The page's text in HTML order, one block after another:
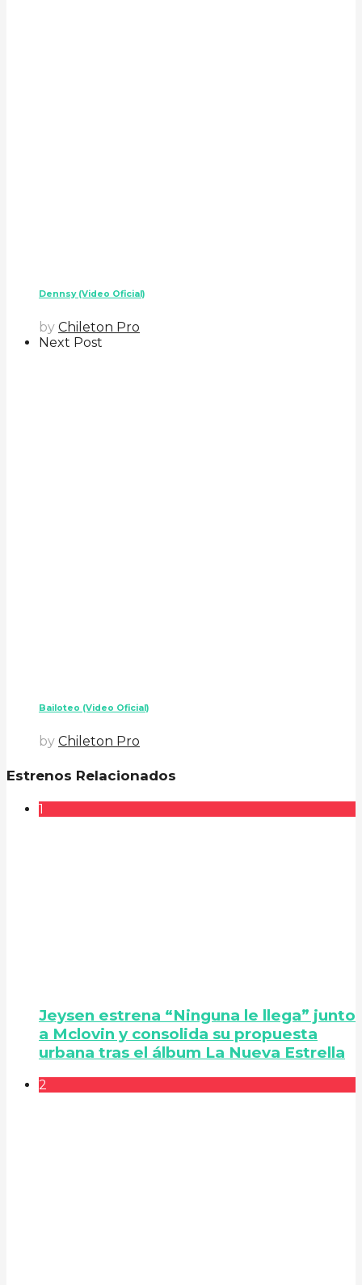
Dennsy (Video Oficial)
by Chileton Pro
Next Post
Bailoteo (Video Oficial)
by Chileton Pro
Estrenos Relacionados
1
Jeysen estrena “Ninguna le llega” junto
a Mclovin y consolida su propuesta
urbana tras el álbum La Nueva Estrella
2